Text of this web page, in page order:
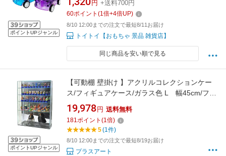
ポイントUPジャンル
円 +送料700円
60ポイント (1倍+4倍UP)
8/10 12:00までの注文で最短8/11お届け
トイトイ【おもちゃ 景品 雑貨店】
同じ商品を安い順で見る
ポイントUPジャンル
【可動棚 壁掛け 】アクリルコレクションケー
ス/フィギュアケース/ガラス色 L 幅45cm/フロ
ントオープン式/奥行13cm/高さ60cm 棚板4枚
付
19,978 円 送料無料
181ポイント (1倍)
5(1件)
8/10 12:00までの注文で最短8/19お届け
プラスアート